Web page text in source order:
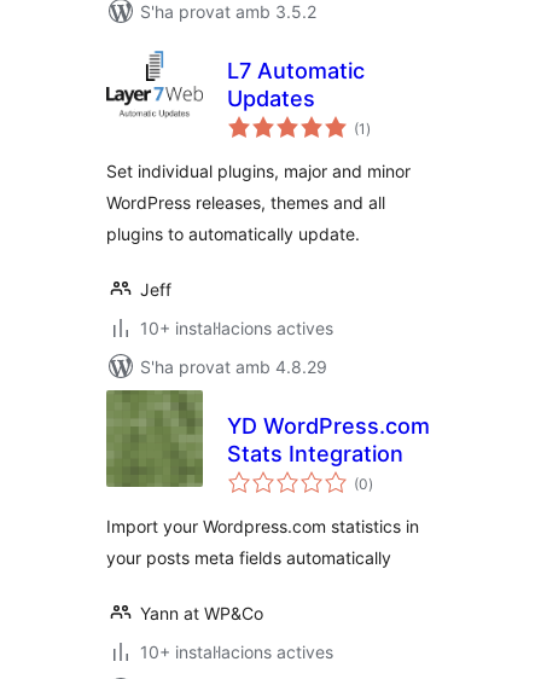
S'ha provat amb 3.5.2
L7 Automatic
Updates
(1 puntuacions
totals
)
Set individual plugins, major and minor
WordPress releases, themes and all
plugins to automatically update.
Jeff
10+ instal·lacions actives
S'ha provat amb 4.8.29
YD WordPress.com
Stats Integration
(0puntuacions
totals
)
Import your Wordpress.com statistics in
your posts meta fields automatically
Yann at WP&Co
10+ instal·lacions actives